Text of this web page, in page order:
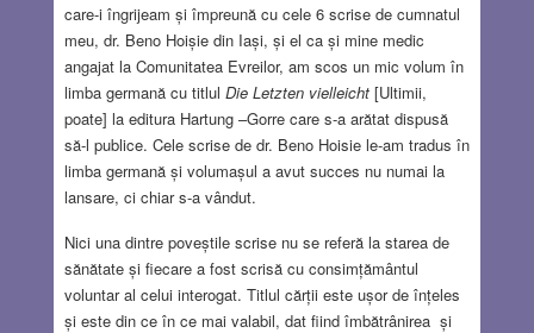
care-i îngrijeam și împreună cu cele 6 scrise de cumnatul
meu, dr. Beno Hoișie din Iași, și el ca și mine medic
angajat la Comunitatea Evreilor, am scos un mic volum în
limba germană cu titlul Die Letzten vielleicht[Ultimii,
poate] la editura Hartung –Gorre care s-a arătat dispusă
să-l publice. Cele scrise de dr. Beno Hoisie le-am tradus în
limba germană și volumașul a avut succes nu numai la
lansare, ci chiar s-a vândut.
Nici una dintre poveștile scrise nu se referă la starea de
sănătate și fiecare a fost scrisă cu consimțământul
voluntar al celui interogat. Titlul cărții este ușor de înțeles
și este din ce în ce mai valabil, dat fiind îmbătrânirea și